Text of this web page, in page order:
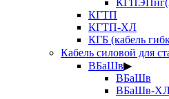
КГТП
КГТП-ХЛ
КГБ (кабель
Кабель силовой для
ВБаШв▶
ВБаШв
ВБаШв-